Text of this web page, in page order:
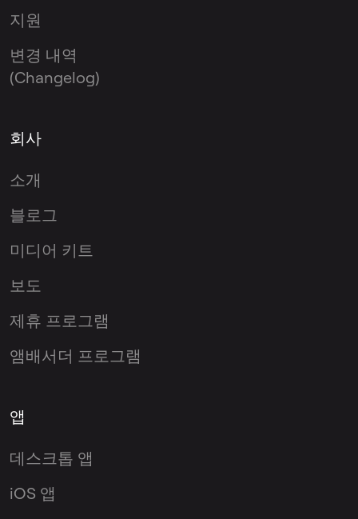
지원
변경 내역
(Changelog)
회사
소개
블로그
미디어 키트
보도
제휴 프로그램
앰배서더 프로그램
앱
데스크톱 앱
iOS 앱